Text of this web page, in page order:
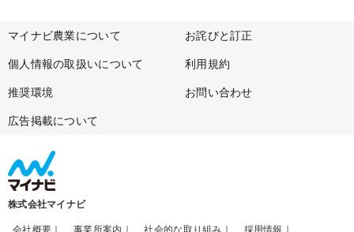
マイナビ農業について お詫びと訂正
個人情報の取扱いについて 利用規約
推奨環境 お問い合わせ
広告掲載について
株式会社マイナビ
会社概要 事業所案内 社会的な取り組み 採用情報